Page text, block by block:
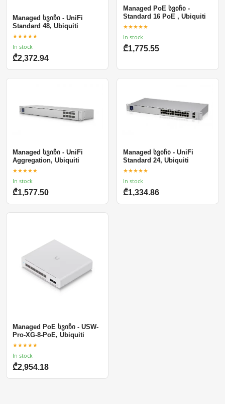
Managed სვიჩი - UniFi
Standard 48, Ubiquiti
★★★★★
In stock
₾2,372.94
Managed PoE სვიჩი -
Standard 16 PoE , Ubiquiti
★★★★★
In stock
₾1,775.55
Managed სვიჩი - UniFi
Aggregation, Ubiquiti
★★★★★
In stock
₾1,577.50
Managed სვიჩი - UniFi
Standard 24, Ubiquiti
★★★★★
In stock
₾1,334.86
Managed PoE სვიჩი - USW-
Pro-XG-8-PoE, Ubiquiti
★★★★★
In stock
₾2,954.18